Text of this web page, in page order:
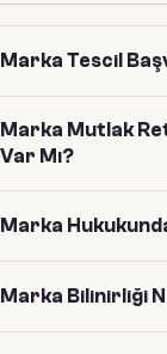
Marka Tescil
Marka Mutlak
Var Mı?
Marka
Marka Bilinirliği